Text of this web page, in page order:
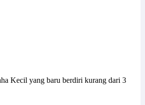
Kecil yang baru berdiri kurang dari 3